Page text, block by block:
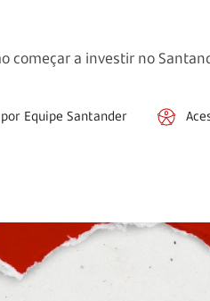
começar a investir no
por Equipe Santander